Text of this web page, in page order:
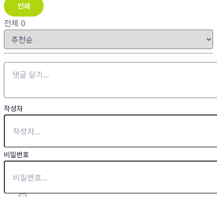
인쇄
전체 0
작성자
비밀번호